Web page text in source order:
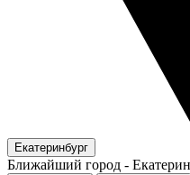
Екатеринбург
Ближайший город -